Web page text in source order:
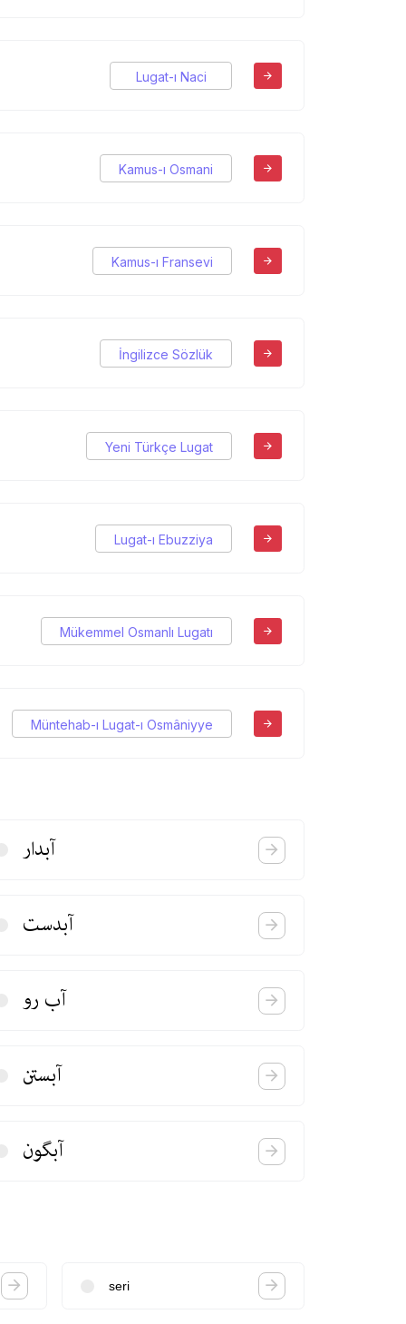
Lugat-ı Naci
Kamus-ı Osmani
Kamus-ı Fransevi
İngilizce Sözlük
Yeni Türkçe Lugat
Lugat-ı Ebuzziya
Mükemmel Osmanlı Lugatı
Müntehab-ı Lugat-ı Osmâniyye
آبدار
آبدست
آب رو
آبستن
آبگون
seri